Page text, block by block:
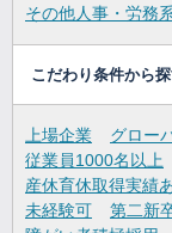
その他人事・労務
こだわり条件から
上場企業 グロー
従業員1000名以上
産休育休取得実績
未経験可
第二新